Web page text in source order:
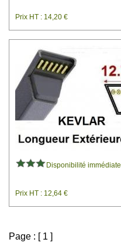
Prix HT : 14,20 €
Disponibilité immédiate
Prix HT : 12,64 €
Page : [ 1 ]